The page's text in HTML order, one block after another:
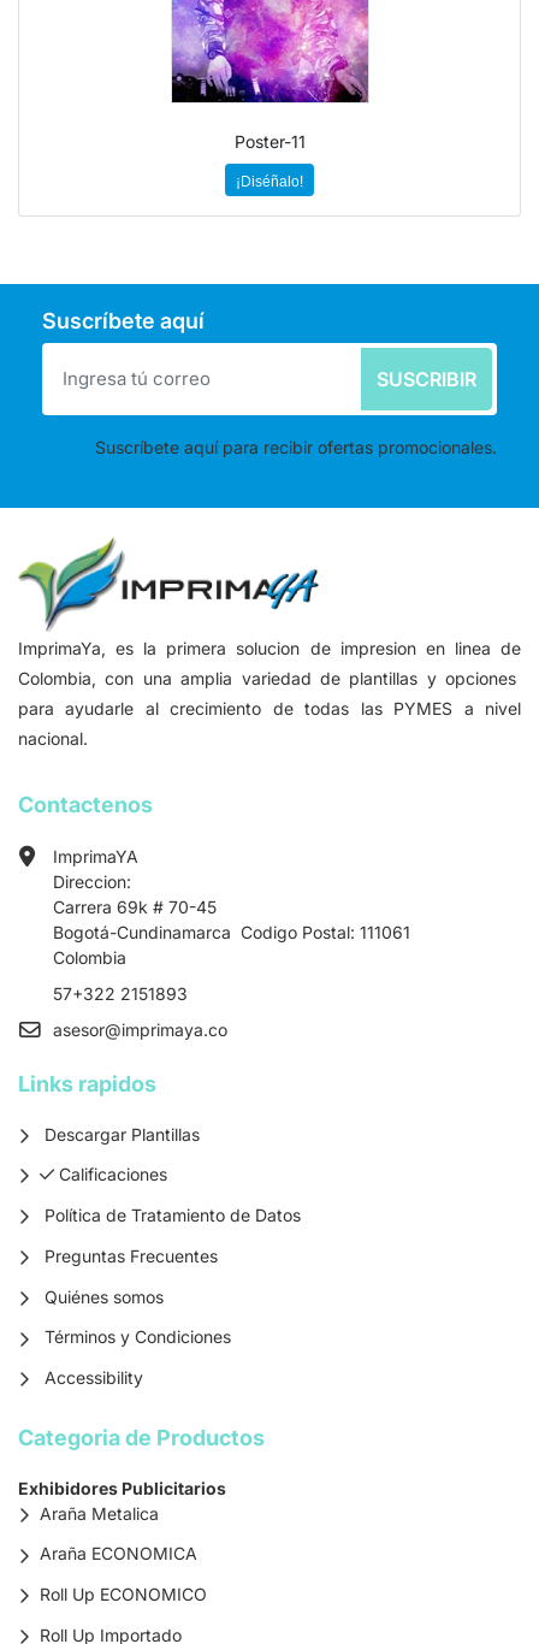
Poster-11
¡Diséñalo!
Suscríbete aquí
SUSCRIBIR
Suscríbete aquí para recibir ofertas promocionales.
ImprimaYa, es la primera solucion de impresion en linea de
Colombia, con una amplia variedad de plantillas y opciones
para ayudarle al crecimiento de todas las PYMES a nivel
nacional.
Contactenos
ImprimaYA
Direccion:
Carrera 69k # 70-45
Bogotá-Cundinamarca Codigo Postal: 111061
Colombia
57+322 2151893
asesor@imprimaya.co
Links rapidos
Descargar Plantillas
Calificaciones
Calificaciones
Política de Tratamiento de Datos
Preguntas Frecuentes
Quiénes somos
Términos y Condiciones
Accessibility
Categoria de Productos
Exhibidores Publicitarios
Araña Metalica
Araña ECONOMICA
Roll Up ECONOMICO
Roll Up Importado